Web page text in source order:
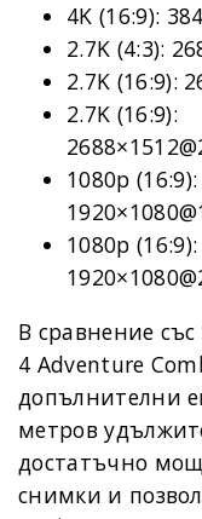
4K (16:9):
2.7K (4:3):
2.7K (16:9):
2.7K (16:9):
1080p (16:9):
1080p (16:9):
В сравнение
4 Adventure
допълнителни
метров
достатъчно
снимки и